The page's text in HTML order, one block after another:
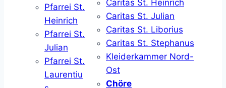
Pfarrei St.
Heinrich
Pfarrei St.
Julian
Pfarrei St.
Laurentiu
Caritas St. Heinrich
Caritas St. Julian
Caritas St. Liborius
Caritas St. Stephanus
Kleiderkammer Nord-
Ost
Chöre